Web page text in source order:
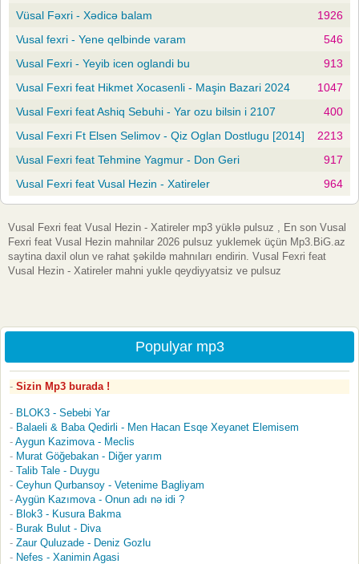
Vüsal Fəxri - Xədicə balam
1926
Vusal fexri - Yene qelbinde varam
546
Vusal Fexri - Yeyib icen oglandi bu
913
Vusal Fexri feat Hikmet Xocasenli - Maşin Bazari 2024
1047
Vusal Fexri feat Ashiq Sebuhi - Yar ozu bilsin i 2107
400
Vusal Fexri Ft Elsen Selimov - Qiz Oglan Dostlugu [2014]
2213
Vusal Fexri feat Tehmine Yagmur - Don Geri
917
Vusal Fexri feat Vusal Hezin - Xatireler
964
Vusal Fexri feat Vusal Hezin - Xatireler mp3 yüklə pulsuz , En son Vusal
Fexri feat Vusal Hezin mahnilar 2026 pulsuz yuklemek üçün Mp3.BiG.az
saytina daxil olun ve rahat şəkildə mahnıları endirin. Vusal Fexri feat
Vusal Hezin - Xatireler mahni yukle qeydiyyatsiz ve pulsuz
Populyar mp3
Sizin Mp3 burada !
BLOK3 - Sebebi Yar
Balaeli & Baba Qedirli - Men Hacan Esqe Xeyanet Elemisem
Aygun Kazimova - Meclis
Murat Göğebakan - Diğer yarım
Talib Tale - Duygu
Ceyhun Qurbansoy - Vetenime Bagliyam
Aygün Kazımova - Onun adı nə idi ?
Blok3 - Kusura Bakma
Burak Bulut - Diva
Zaur Quluzade - Deniz Gozlu
Nefes - Xanimin Agasi